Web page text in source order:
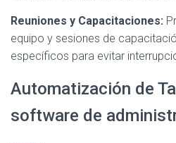
Reuniones y Capacitaciones:
equipo y sesiones de
específicos para evitar
Automatización de
software de